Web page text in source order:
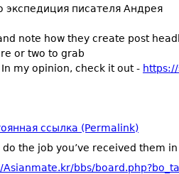
экспедиция писателя Андрея
note how they create post
or two to grab
my opinion, check it out -
ссылка (Permalink)
the job you’ve received them in
Asianmate.kr/bbs/